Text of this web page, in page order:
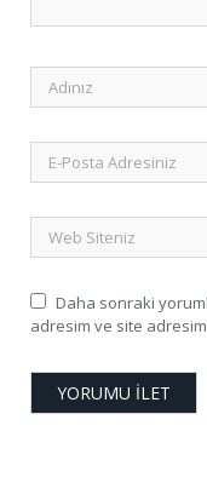
Daha sonraki
adresim ve site